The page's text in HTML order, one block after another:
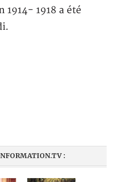
1914- 1918 a été
: